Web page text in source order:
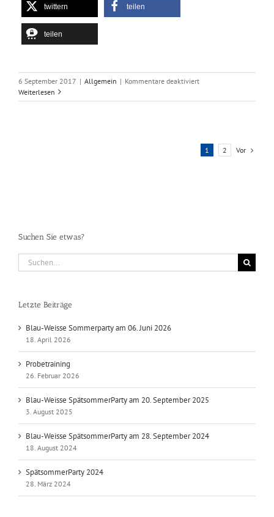
twittern teilen
teilen
6 September 2017 | Allgemein | Kommentare deaktiviertfür
Festival
Weiterlesen
1 2 Vor
Suchen Sie etwas?
Suche
nach:
Letzte Beiträge
Blau-Weisse Sommerparty am 06. Juni 2026
18. April 2026
Probetraining
26. Februar 2026
Blau-Weisse SpätsommerParty am 20. September 2025
3. August 2025
Blau-Weisse SpätsommerParty am 28. September 2024
18. August 2024
SpätsommerParty 2024
28. März 2024